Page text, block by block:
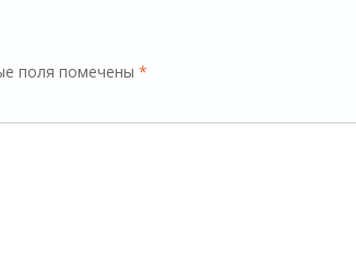
поля помечены *